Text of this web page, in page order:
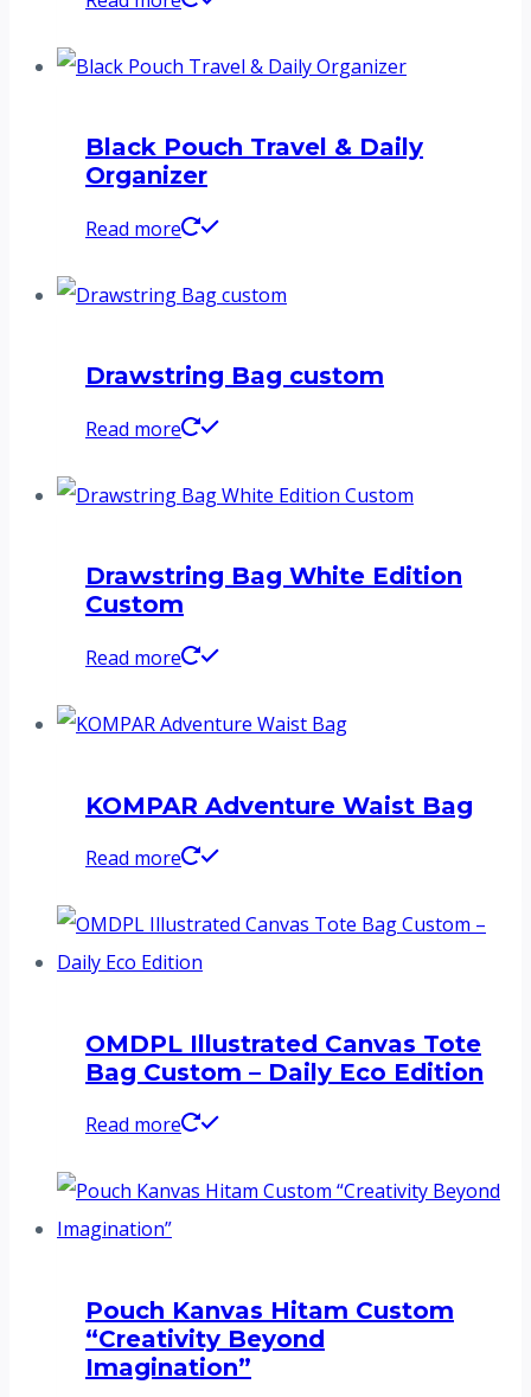
Black Pouch Travel & Daily
Organizer
Read more
Drawstring Bag custom
Read more
Drawstring Bag White Edition
Custom
Read more
KOMPAR Adventure Waist Bag
Read more
OMDPL Illustrated Canvas Tote
Bag Custom – Daily Eco Edition
Read more
Pouch Kanvas Hitam Custom
“Creativity Beyond
Imagination”